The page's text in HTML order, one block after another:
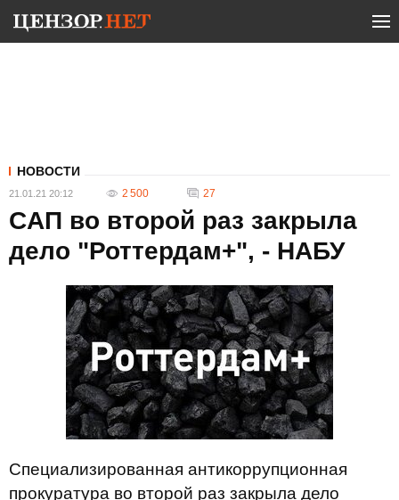
НОВОСТИ
21.01.21 20:12 2 500 27
CАП во второй раз закрыла
дело "Роттердам+", - НАБУ
Специализированная антикоррупционная
прокуратура во второй раз закрыла дело